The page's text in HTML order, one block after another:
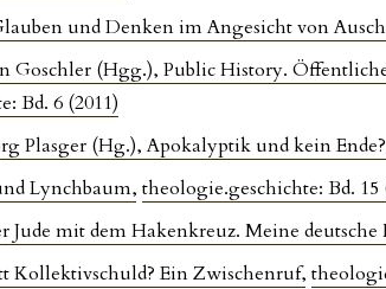
und Denken im Angesicht von
Goschler (Hgg.), Public History.
Bd. 6 (2011)
Plasger (Hg.), Apokalyptik und kein
Lynchbaum,theologie.geschichte: Bd. 15
Jude mit dem Hakenkreuz. Meine
Kollektivschuld? Ein Zwischenruf,